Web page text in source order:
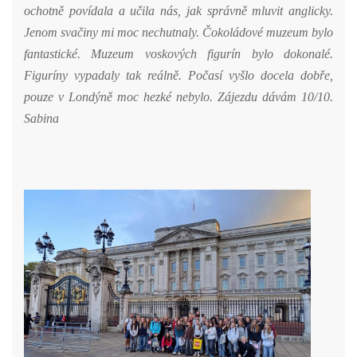
ochotně povídala a učila nás, jak správně mluvit anglicky.
Jenom svačiny mi moc nechutnaly. Čokoládové muzeum bylo
fantastické. Muzeum voskových figurín bylo dokonalé.
Figuríny vypadaly tak reálně. Počasí vyšlo docela dobře,
pouze v Londýně moc hezké nebylo. Zájezdu dávám 10/10.
Sabina